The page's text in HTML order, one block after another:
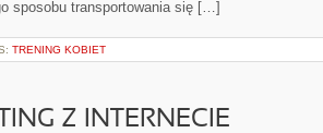
sposobu transportowania się […]
TRENING KOBIET
Z INTERNECIE